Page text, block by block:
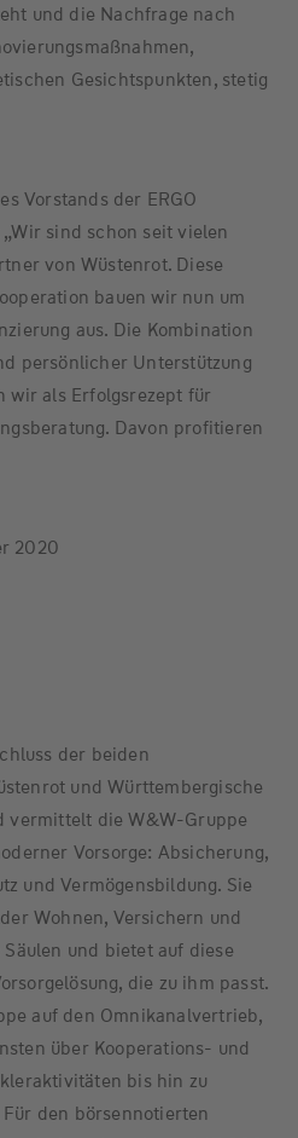
und die Nachfrage nach
Gesichtspunkten, stetig
Vorstands der ERGO
sind schon seit vielen
von Wüstenrot. Diese
bauen wir nun um
aus. Die Kombination
persönlicher Unterstützung
wir als Erfolgsrezept für
Davon profitieren
2020
der beiden
und Württembergische
vermittelt die W&W-Gruppe
Vorsorge: Absicherung,
und Vermögensbildung. Sie
Wohnen, Versichern und
und bietet auf diese
die zu ihm passt.
auf den Omnikanalvertrieb,
über Kooperations- und
bis hin zu
den börsennotierten